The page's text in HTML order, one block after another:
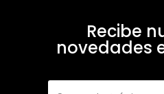
Recibe
novedades